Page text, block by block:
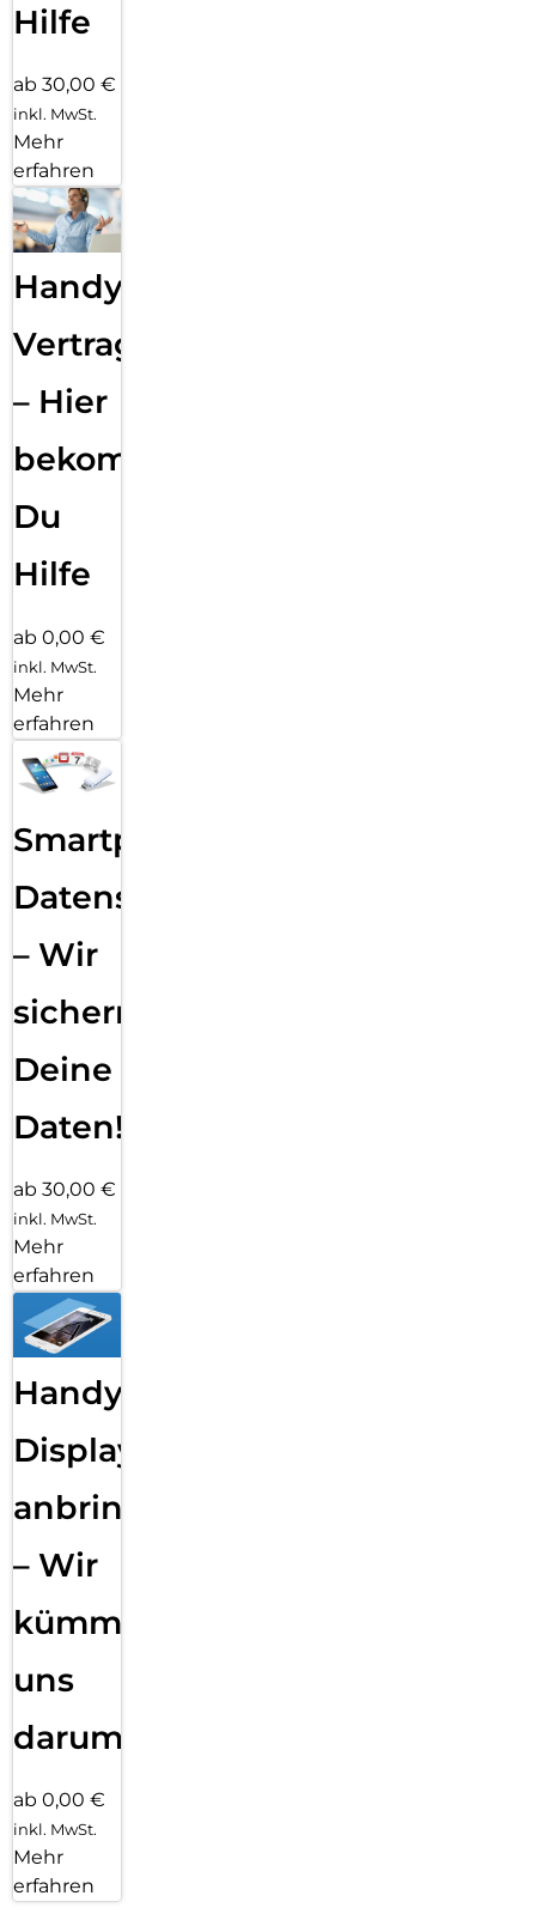
Hilfe
ab 30,00 €
inkl. MwSt.
Mehr
erfahren
Handy
Vertragsabwicklung
– Hier
bekommst
Du
Hilfe
ab 0,00 €
inkl. MwSt.
Mehr
erfahren
Smartphone
Datensicherung
– Wir
sichern
Deine
Daten!
ab 30,00 €
inkl. MwSt.
Mehr
erfahren
Handy
Displayfolie
anbringen
– Wir
kümmern
uns
darum!
ab 0,00 €
inkl. MwSt.
Mehr
erfahren